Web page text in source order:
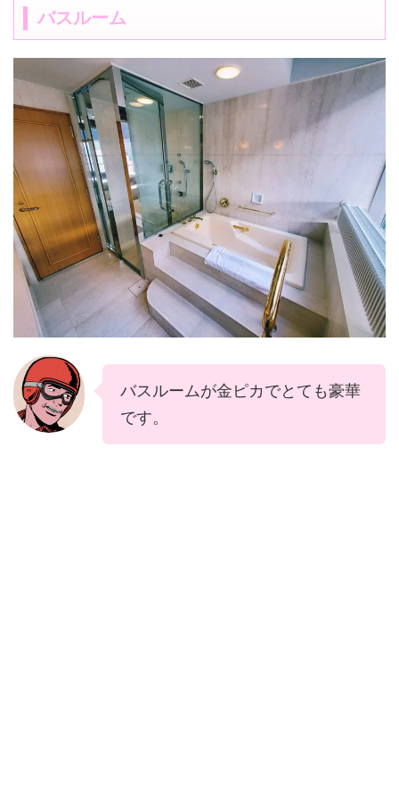
バスルーム
バスルームが金ピカでとても豪華
です。